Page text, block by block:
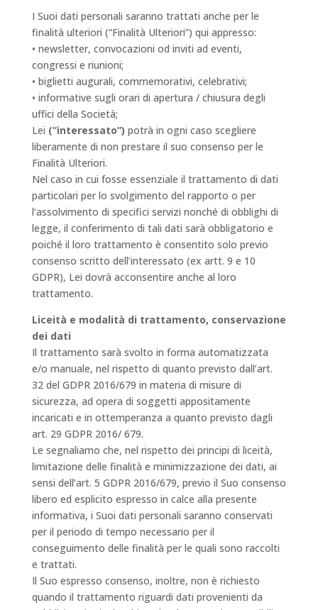
I Suoi dati personali saranno trattati anche per le
finalità ulteriori (“Finalità Ulteriori”) qui appresso:
• newsletter, convocazioni od inviti ad eventi,
congressi e riunioni;
• biglietti augurali, commemorativi, celebrativi;
• informative sugli orari di apertura / chiusura degli
uffici della Società;
Lei (”interessato”) potrà in ogni caso scegliere
liberamente di non prestare il suo consenso per le
Finalità Ulteriori.
Nel caso in cui fosse essenziale il trattamento di dati
particolari per lo svolgimento del rapporto o per
l’assolvimento di specifici servizi nonché di obblighi di
legge, il conferimento di tali dati sarà obbligatorio e
poiché il loro trattamento è consentito solo previo
consenso scritto dell’interessato (ex artt. 9 e 10
GDPR), Lei dovrà acconsentire anche al loro
trattamento.
Liceità e modalità di trattamento, conservazione
dei dati
Il trattamento sarà svolto in forma automatizzata
e/o manuale, nel rispetto di quanto previsto dall’art.
32 del GDPR 2016/679 in materia di misure di
sicurezza, ad opera di soggetti appositamente
incaricati e in ottemperanza a quanto previsto dagli
art. 29 GDPR 2016/ 679.
Le segnaliamo che, nel rispetto dei principi di liceità,
limitazione delle finalità e minimizzazione dei dati, ai
sensi dell’art. 5 GDPR 2016/679, previo il Suo consenso
libero ed esplicito espresso in calce alla presente
informativa, i Suoi dati personali saranno conservati
per il periodo di tempo necessario per il
conseguimento delle finalità per le quali sono raccolti
e trattati.
Il Suo espresso consenso, inoltre, non è richiesto
quando il trattamento riguardi dati provenienti da